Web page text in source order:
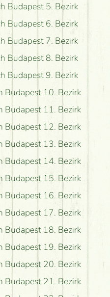
Budapest 5. Bezirk
Budapest 6. Bezirk
Budapest 7. Bezirk
Budapest 8. Bezirk
Budapest 9. Bezirk
Budapest 10. Bezirk
Budapest 11. Bezirk
Budapest 12. Bezirk
Budapest 13. Bezirk
Budapest 14. Bezirk
Budapest 15. Bezirk
Budapest 16. Bezirk
Budapest 17. Bezirk
Budapest 18. Bezirk
Budapest 19. Bezirk
Budapest 20. Bezirk
Budapest 21. Bezirk